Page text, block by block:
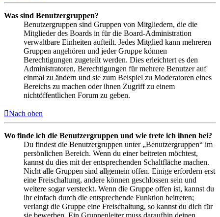
Was sind Benutzergruppen?
Benutzergruppen sind Gruppen von Mitgliedern, die die
Mitglieder des Boards in für die Board-Administration
verwaltbare Einheiten aufteilt. Jedes Mitglied kann mehreren
Gruppen angehören und jeder Gruppe können
Berechtigungen zugeteilt werden. Dies erleichtert es den
Administratoren, Berechtigungen für mehrere Benutzer auf
einmal zu ändern und sie zum Beispiel zu Moderatoren eines
Bereichs zu machen oder ihnen Zugriff zu einem
nichtöffentlichen Forum zu geben.
Nach oben
Wo finde ich die Benutzergruppen und wie trete ich ihnen bei?
Du findest die Benutzergruppen unter „Benutzergruppen“ im
persönlichen Bereich. Wenn du einer beitreten möchtest,
kannst du dies mit der entsprechenden Schaltfläche machen.
Nicht alle Gruppen sind allgemein offen. Einige erfordern erst
eine Freischaltung, andere können geschlossen sein und
weitere sogar versteckt. Wenn die Gruppe offen ist, kannst du
ihr einfach durch die entsprechende Funktion beitreten;
verlangt die Gruppe eine Freischaltung, so kannst du dich für